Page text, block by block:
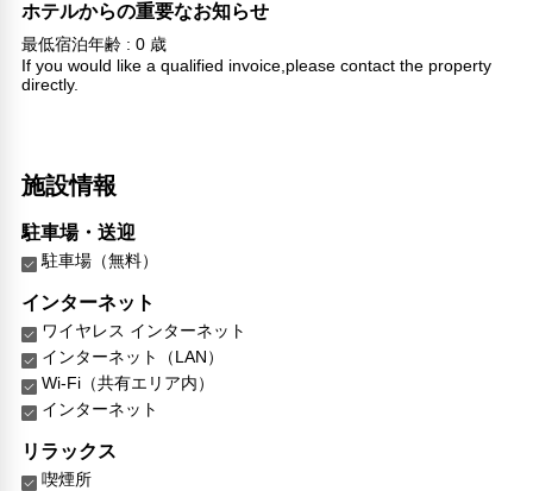
ホテルからの重要なお知らせ
最低宿泊年齢 : 0 歳
If you would like a qualified invoice,please contact the property
directly.
施設情報
駐車場・送迎
駐車場（無料）
インターネット
ワイヤレス インターネット
インターネット（LAN）
Wi-Fi（共有エリア内）
インターネット
リラックス
喫煙所